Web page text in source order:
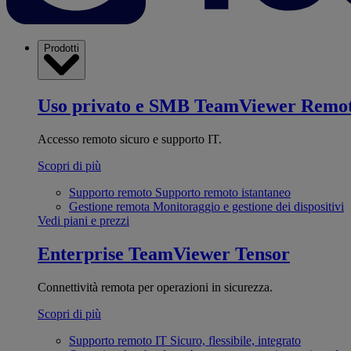
Prodotti
Uso privato e SMB TeamViewer
Accesso remoto sicuro e supporto IT.
Scopri di più
Supporto remoto Supporto remoto istantaneo
Gestione remota Monitoraggio e gestione dei dispositivi
Vedi piani e prezzi
Enterprise TeamViewer Tensor
Connettività remota per operazioni in sicurezza.
Scopri di più
Supporto remoto IT Sicuro, flessibile, integrato